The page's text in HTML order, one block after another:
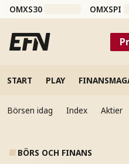
OMXS30 OMXSPI
START PLAY
Börsen idag Index Aktier
BÖRS OCH FINANS